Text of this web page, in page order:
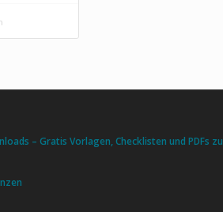
– Gratis Vorlagen, Checklisten und PDFs